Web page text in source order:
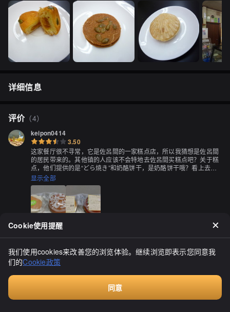
详细信息
评价（4）
keipon0414
3.50
这家餐厅很不寻常，它是佐呂間的一家糕点店，所以我猜想是佐呂間
的居民带来的。其他镇的人应该不会特地去佐呂間买糕点吧？关于糕
点，他们提供的是“どら焼き”和奶酪饼干，是奶酪饼干哦？看上去不
太像呢。我去过那家店，不知道你吃了什么，后来我才发现你吃了软
冰淇淋。关于“どら焼き”，外皮湿润，感觉不错，甜度适中。馅料是
颗粒状的红豆馅，甜度也适中，很美味。至于饼干，我想不管是搭配
啤酒还是其他什么都行，它确实很好吃，口感适中，甜度略微抑制。
我吃了三口，而你吃得快得像野兽一样，只咬了一小口，就这点也让
显示全部
0.00
Cookie使用提醒
我们使用cookies来改善您的浏览体验。继续浏览即表示您同意我
们的Cookie政策
同意